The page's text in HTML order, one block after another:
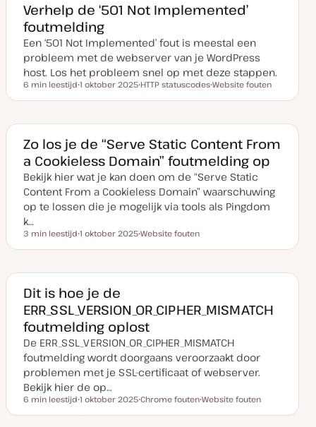
Verhelp de ‘501 Not Implemented’
foutmelding
Een ‘501 Not Implemented’ fout is meestal een
probleem met de webserver van je WordPress
host. Los het probleem snel op met deze stappen.
Leestijd
6 min leestijd
a
u
a
n
u
p
a
t
e
1 oktober 2025
n
e
w
e
r
p
HTTP statuscodes
n
e
w
e
r
p
Website fouten
Zo los je de “Serve Static Content From
a Cookieless Domain” foutmelding op
Bekijk hier wat je kan doen om de “Serve Static
Content From a Cookieless Domain” waarschuwing
op te lossen die je mogelijk via tools als Pingdom
k…
Leestijd
3 min leestijd
a
u
v
a
n
u
p
d
a
e
1 oktober 2025
n
e
r
p
Website fouten
Dit is hoe je de
ERR_SSL_VERSION_OR_CIPHER_MISMATCH
foutmelding oplost
De ERR_SSL_VERSION_OR_CIPHER_MISMATCH
foutmelding wordt doorgaans veroorzaakt door
problemen met je SSL-certificaat of webserver.
Bekijk hier de op…
Leestijd
6 min leestijd
a
1 oktober 2025
n
Chrome fouten
n
Website fouten